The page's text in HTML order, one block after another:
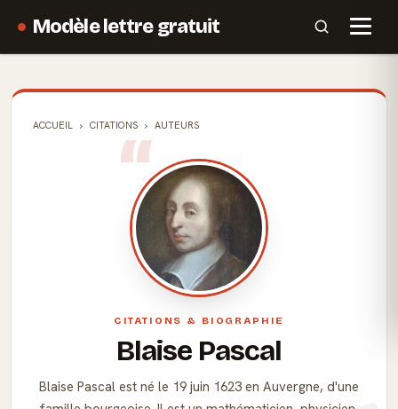
Modèle lettre gratuit
ACCUEIL CITATIONS AUTEURS
CITATIONS & BIOGRAPHIE
Blaise Pascal
Blaise Pascal est né le 19 juin 1623 en Auvergne, d'une